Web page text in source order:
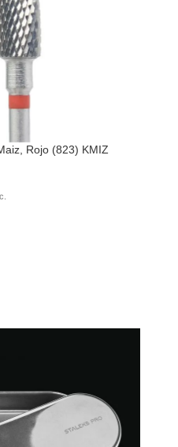
Rojo (823) KMIZ